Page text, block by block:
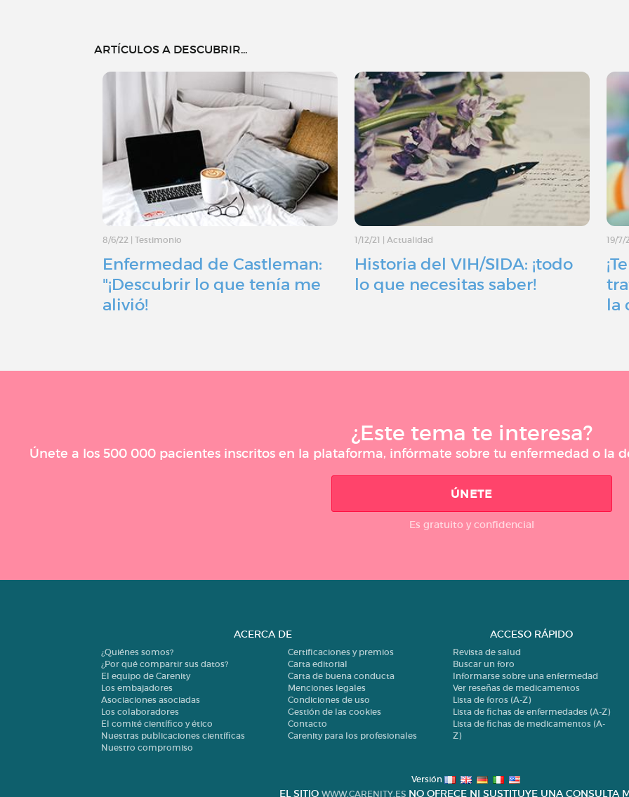
ARTÍCULOS A DESCUBRIR...
8/6/22 |Testimonio
Enfermedad de Castleman:
"¡Descubrir lo que tenía me
alivió!
1/12/21 |Actualidad
Historia del VIH/SIDA: ¡todo
lo que necesitas saber!
19/7/
la
¿Este tema te interesa?
Únete a los 500 000 pacientes inscritos en la plataforma, infórmate sobre tu enfermedad o la
ÚNETE
Es gratuito y confidencial
ACERCA DE
¿Quiénes somos?
¿Por qué compartir sus datos?
El equipo de Carenity
Los embajadores
Asociaciones asociadas
Los colaboradores
El comité científico y ético
Nuestras publicaciones científicas
Nuestro compromiso
Certificaciones y premios
Carta editorial
Carta de buena conducta
Menciones legales
Condiciones de uso
Gestión de las cookies
Contacto
Carenity para los profesionales
ACCESO RÁPIDO
Revista de salud
Buscar un foro
Informarse sobre una enfermedad
Ver reseñas de medicamentos
Lista de foros (A-Z)
Lista de fichas de enfermedades (A-Z)
Lista de fichas de medicamentos (A-
Z)
Versión
EL SITIO WWW.CARENITY.ES NO OFRECE NI SUSTITUYE UNA CONSULTA